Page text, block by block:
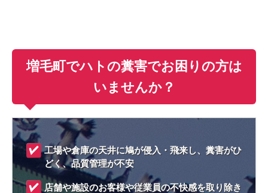
増毛町でハトの糞害でお困りの方は
いませんか？
工場や倉庫の天井に鳩が侵入・飛来し、糞害がひ
どく、品質管理が不安
店舗や施設のお客様や従業員の不快感を取り除き